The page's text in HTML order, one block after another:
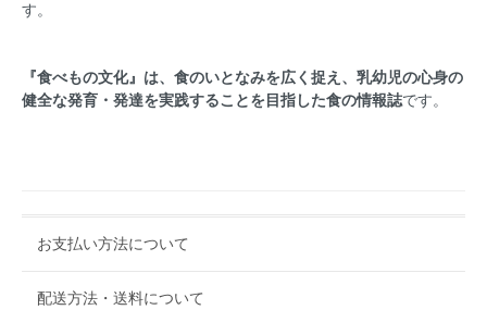
す。
『食べもの文化』は、食のいとなみを広く捉え、乳幼児の心身の
健全な発育・発達を実践することを目指した食の情報誌です。
お支払い方法について
配送方法・送料について